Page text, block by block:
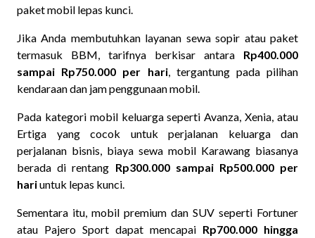
paket mobil lepas kunci.
Jika Anda membutuhkan layanan sewa sopir atau paket
termasuk BBM, tarifnya berkisar antara Rp400.000
sampai Rp750.000 per hari, tergantung pada pilihan
kendaraan dan jam penggunaan mobil.
Pada kategori mobil keluarga seperti Avanza, Xenia, atau
Ertiga yang cocok untuk perjalanan keluarga dan
perjalanan bisnis, biaya sewa mobil Karawang biasanya
berada di rentang Rp300.000 sampai Rp500.000 per
hariuntuk lepas kunci.
Sementara itu, mobil premium dan SUV seperti Fortuner
atau Pajero Sport dapat mencapai Rp700.000 hingga